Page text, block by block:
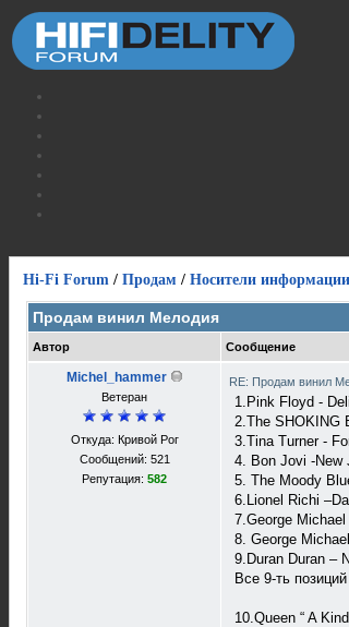
Hi-Fi Forum / Продам / Носители информации
Продам винил Мелодия
Автор Сообщение
Michel_hammer
Ветеран
Откуда: Кривой Рог
Сообщений: 521
Репутация: 582
RE: Продам винил
1.Pink Floyd -
2.The SHOKING
3.Tina Turner -
4. Bon Jovi -New
5. The Moody
6.Lionel Richi
7.George
8. George
9.Duran Duran ‎–
Все 9-ть
10.Queen “ A